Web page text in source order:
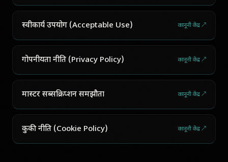
स्वीकार्य उपयोग (Acceptable Use) कानूनी केंद्र ↗
गोपनीयता नीति (Privacy Policy) कानूनी केंद्र ↗
मास्टर सब्सक्रिप्शन समझौता कानूनी केंद्र ↗
कुकी नीति (Cookie Policy) कानूनी केंद्र ↗